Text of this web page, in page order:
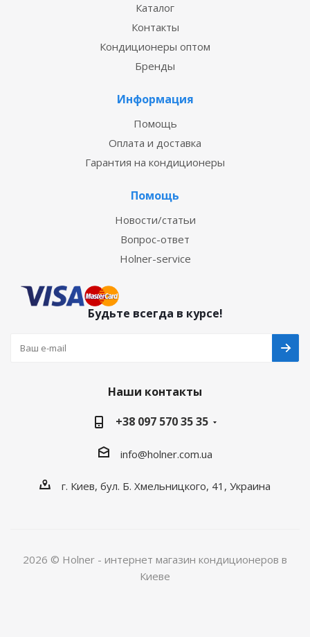
Каталог
Контакты
Кондиционеры оптом
Бренды
Информация
Помощь
Оплата и доставка
Гарантия на кондиционеры
Помощь
Новости/статьи
Вопрос-ответ
Holner-service
Будьте всегда в курсе!
Наши контакты
+38 097 570 35 35
info@holner.com.ua
г. Киев, бул. Б. Хмельницкого, 41, Украина
2026 © Holner - интернет магазин кондиционеров в
Киеве